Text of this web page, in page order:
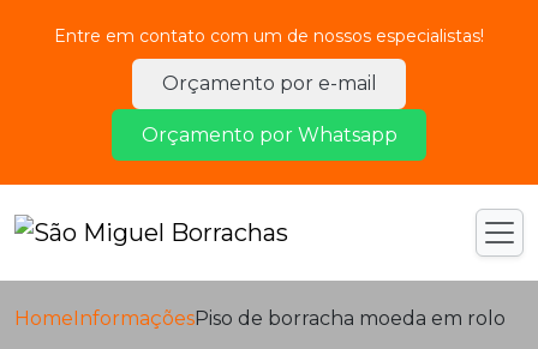
Entre em contato com um de nossos especialistas!
Orçamento por e-mail
Orçamento por Whatsapp
HomeInformaçõesPiso de borracha moeda em rolo